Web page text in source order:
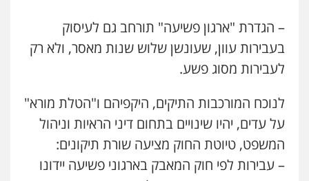
– הגדרת "ארגון פשיעה" תורחב גם לעיסוק
בעבירות עוון, שעונשן שלוש שנות מאסר, ולא רק
לעבירות מסוג פשע.
לנוכח המורכבות התיקים, היקפיהם ו"הטלת מורא"
על עדים, יהיו שינויים בתחום דיני הראיות וניהול
המשפט, טיוטת החוק מציעה שורת תיקונים:
– עבירות לפי חוק המאבק בארגוני פשיעה יידונו